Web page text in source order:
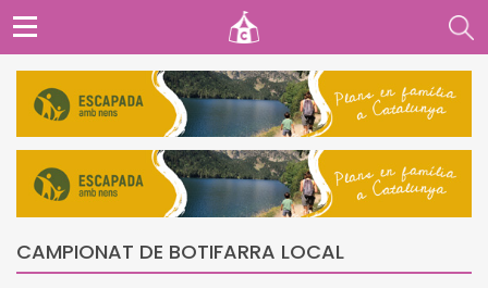
CAMPIONAT DE BOTIFARRA LOCAL